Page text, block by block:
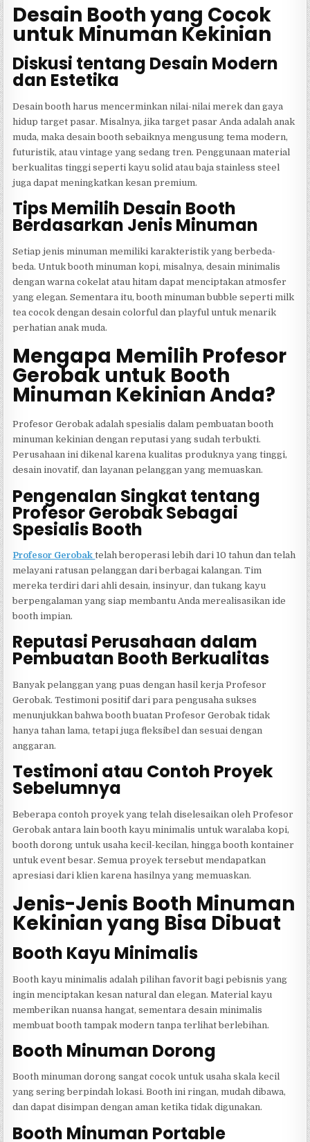
Desain Booth yang Cocok
untuk Minuman Kekinian
Diskusi tentang Desain Modern
dan Estetika
Desain booth harus mencerminkan nilai-nilai merek dan gaya
hidup target pasar. Misalnya, jika target pasar Anda adalah anak
muda, maka desain booth sebaiknya mengusung tema modern,
futuristik, atau vintage yang sedang tren. Penggunaan material
berkualitas tinggi seperti kayu solid atau baja stainless steel
juga dapat meningkatkan kesan premium.
Tips Memilih Desain Booth
Berdasarkan Jenis Minuman
Setiap jenis minuman memiliki karakteristik yang berbeda-
beda. Untuk booth minuman kopi, misalnya, desain minimalis
dengan warna cokelat atau hitam dapat menciptakan atmosfer
yang elegan. Sementara itu, booth minuman bubble seperti milk
tea cocok dengan desain colorful dan playful untuk menarik
perhatian anak muda.
Mengapa Memilih Profesor
Gerobak untuk Booth
Minuman Kekinian Anda?
Profesor Gerobak adalah spesialis dalam pembuatan booth
minuman kekinian dengan reputasi yang sudah terbukti.
Perusahaan ini dikenal karena kualitas produknya yang tinggi,
desain inovatif, dan layanan pelanggan yang memuaskan.
Pengenalan Singkat tentang
Profesor Gerobak Sebagai
Spesialis Booth
Profesor Gerobaktelah beroperasi lebih dari 10 tahun dan telah
melayani ratusan pelanggan dari berbagai kalangan. Tim
mereka terdiri dari ahli desain, insinyur, dan tukang kayu
berpengalaman yang siap membantu Anda merealisasikan ide
booth impian.
Reputasi Perusahaan dalam
Pembuatan Booth Berkualitas
Banyak pelanggan yang puas dengan hasil kerja Profesor
Gerobak. Testimoni positif dari para pengusaha sukses
menunjukkan bahwa booth buatan Profesor Gerobak tidak
hanya tahan lama, tetapi juga fleksibel dan sesuai dengan
anggaran.
Testimoni atau Contoh Proyek
Sebelumnya
Beberapa contoh proyek yang telah diselesaikan oleh Profesor
Gerobak antara lain booth kayu minimalis untuk waralaba kopi,
booth dorong untuk usaha kecil-kecilan, hingga booth kontainer
untuk event besar. Semua proyek tersebut mendapatkan
apresiasi dari klien karena hasilnya yang memuaskan.
Jenis-Jenis Booth Minuman
Kekinian yang Bisa Dibuat
Booth Kayu Minimalis
Booth kayu minimalis adalah pilihan favorit bagi pebisnis yang
ingin menciptakan kesan natural dan elegan. Material kayu
memberikan nuansa hangat, sementara desain minimalis
membuat booth tampak modern tanpa terlihat berlebihan.
Booth Minuman Dorong
Booth minuman dorong sangat cocok untuk usaha skala kecil
yang sering berpindah lokasi. Booth ini ringan, mudah dibawa,
dan dapat disimpan dengan aman ketika tidak digunakan.
Booth Minuman Portable